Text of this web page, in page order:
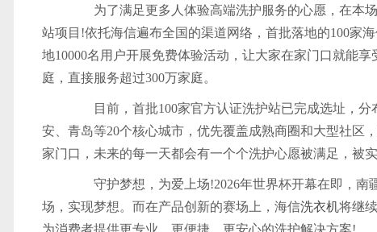
为了满足更多人体验高端洗护服务的心愿，在本
站项目!依托海信遍布全国的渠道网络，首批落地的100家
地10000名用户开展免费体验活动，让大家在家门口就能
庭，直接服务超过300万家庭。
目前，首批100家官方认证洗护站已完成选址，分
安、青岛等20个核心城市，优先覆盖成熟商圈和大型社区
家门口，未来的每一天都会有一个个洗护心愿被满足，被实
守护梦想，为爱上场!2026年世界杯开幕在即，南
场，实现梦想。而在产品创新的赛场上，海信洗衣机将继
为消费者提供更专业、更便捷、更安心的洗护解决方案!